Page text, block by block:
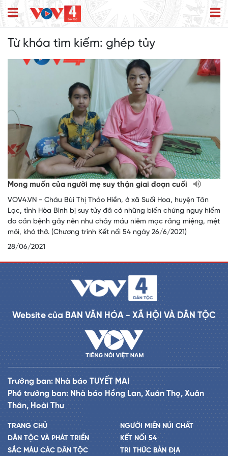
Từ khóa tìm kiếm: ghép tủy
Mong muốn của người mẹ suy thận giai đoạn cuối
VOV4.VN - Cháu Bùi Thị Thảo Hiền, ở xã Suối Hoa, huyện Tân
Lạc, tỉnh Hòa Bình bị suy tủy đã có những biến chứng nguy hiểm
do căn bệnh gây nên như chảy máu niêm mạc răng miệng, mệt
mỏi, khó thở. (Chương trình Kết nối 54 ngày 26/6/2021)
28/06/2021
Website của BAN VĂN HÓA - XÃ HỘI VÀ DÂN TỘC
Trưởng ban: Nhà báo TUYẾT MAI
Phó trưởng ban: Nhà báo Hồng Lan, Xuân Thọ, Xuân
Thân, Hoài Thu
TRANG CHỦ
DÂN TỘC VÀ PHÁT TRIỂN
SẮC MÀU CÁC DÂN TỘC
NGƯỜI MIỀN NÚI CHẤT
KẾT NỐI 54
TRI THỨC BẢN ĐỊA